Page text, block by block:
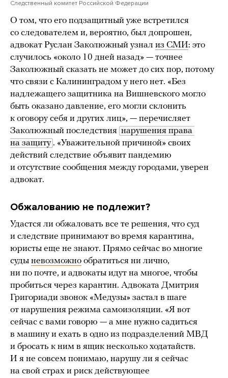
Следственный комитет Российской Федерации
О том, что его подзащитный уже встретился
со следователем и, вероятно, был допрошен,
адвокат Руслан Заколюжный узнал из СМИ: это
случилось «около 10 дней назад» — точнее
Заколюжный сказать не может до сих пор, потому
что связи с Калининградом у него нет. «Без
надлежащего защитника на Вишневского могло
быть оказано давление, его могли склонить
к оговору себя и других лиц», — перечисляет
Заколюжный последствия нарушения права
на защиту . «Уважительной причиной» своих
действий следствие объявит пандемию
и отсутствие сообщения между городами, уверен
адвокат.
Обжалованию не подлежит?
Удастся ли обжаловать все те решения, что суд
и следствие принимают во время карантина,
юристы еще не знают. Прямо сейчас во многие
суды невозможно обратиться ни лично,
ни по почте, и адвокаты идут на многое, чтобы
пробиться через карантин. Адвоката Дмитрия
Григориади звонок «Медузы» застал в шаге
от нарушения режима самоизоляции. «Я вот
сейчас с вами говорю — а мне нужно садиться
в машину и ехать в одно из подразделений МВД
и бросать к ним в ящик несколько ходатайств.
И я не совсем понимаю, нарушу ли я сейчас
на свой страх и риск действующее